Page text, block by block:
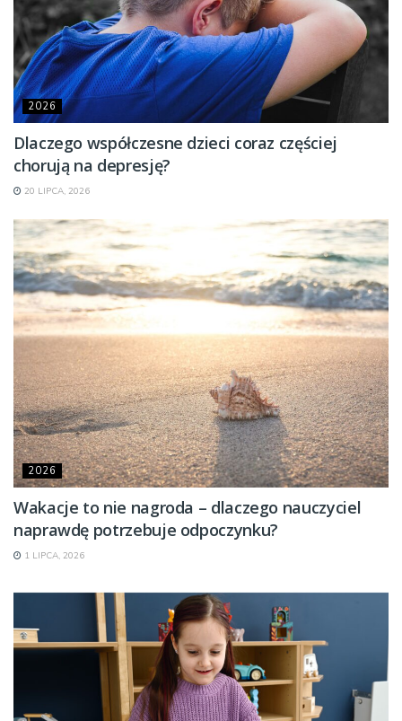
2026
Dlaczego współczesne dzieci coraz częściej
chorują na depresję?
20 LIPCA, 2026
2026
Wakacje to nie nagroda – dlaczego nauczyciel
naprawdę potrzebuje odpoczynku?
1 LIPCA, 2026